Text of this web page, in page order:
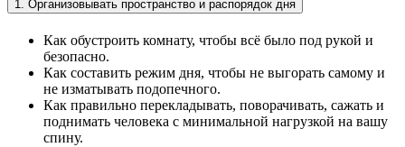
1. Организовывать пространство и распорядок дня
Как обустроить комнату, чтобы всё было под рукой и
безопасно.
Как составить режим дня, чтобы не выгорать самому и
не изматывать подопечного.
Как правильно перекладывать, поворачивать, сажать и
поднимать человека с минимальной нагрузкой на вашу
спину.